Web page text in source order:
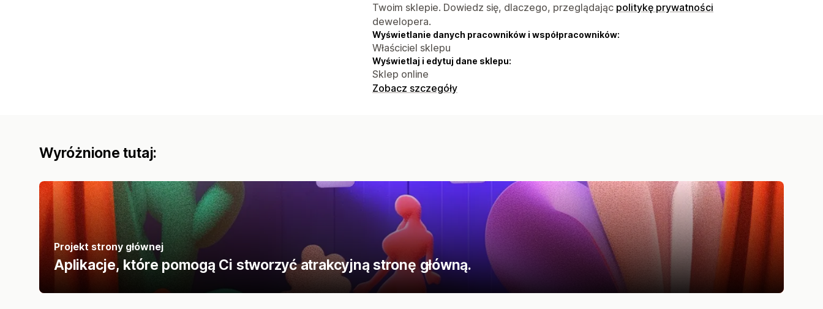
Twoim sklepie. Dowiedz się, dlaczego, przeglądając politykę prywatności
dewelopera.
Wyświetlanie danych pracowników i współpracowników:
Właściciel sklepu
Wyświetlaj i edytuj dane sklepu:
Sklep online
Zobacz szczegóły
Wyróżnione tutaj:
Projekt strony głównej
Aplikacje, które pomogą Ci stworzyć atrakcyjną stronę główną.